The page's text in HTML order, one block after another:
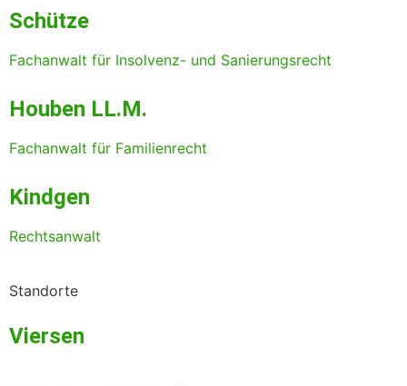
Schütze
Fachanwalt für Insolvenz- und Sanierungsrecht
Houben LL.M.
Fachanwalt für Familienrecht
Kindgen
Rechtsanwalt
Standorte
Viersen